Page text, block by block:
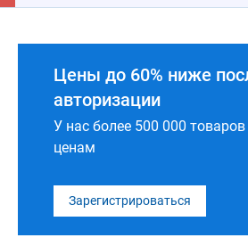
Цены до 60% ниже
авторизации
У нас более 500 000
ценам
Зарегистрироваться